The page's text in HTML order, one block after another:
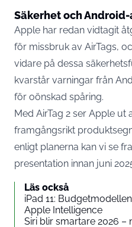
Säkerhet och
Apple har redan vidtagit
för missbruk av AirTags,
vidare på dessa
kvarstår varningar från
för oönskad spåring.
Med AirTag 2 ser Apple ut
framgångsrikt
enligt planerna kan vi se
presentation innan juni
Läs också
iPad 11:
Apple Intelligence
Siri blir smartare 2026 –